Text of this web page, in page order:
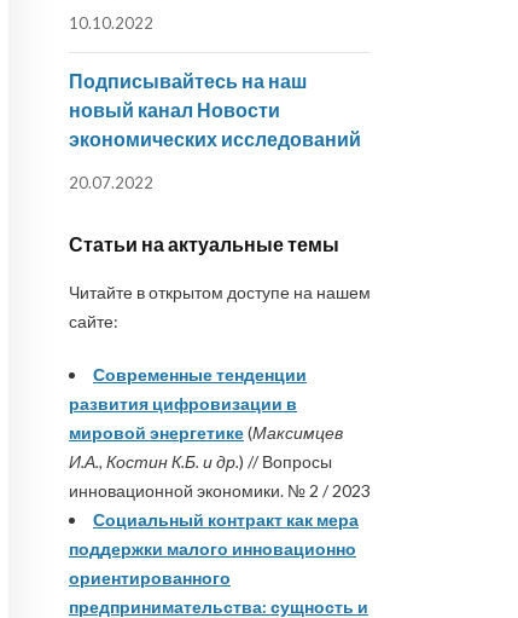
10.10.2022
Подписывайтесь на наш
новый канал Новости
экономических исследований
20.07.2022
Статьи на актуальные темы
Читайте в открытом доступе на нашем
сайте:
Современные тенденции
развития цифровизации в
мировой энергетике(Максимцев
И.А., Костин К.Б. и др.) // Вопросы
инновационной экономики. № 2 / 2023
Социальный контракт как мера
поддержки малого инновационно
ориентированного
предпринимательства: сущность и